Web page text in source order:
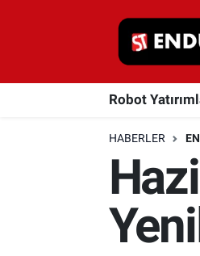
Robot
HABERLER
Robot Yatırımları
Proses Otomasyonu
Otomasyon